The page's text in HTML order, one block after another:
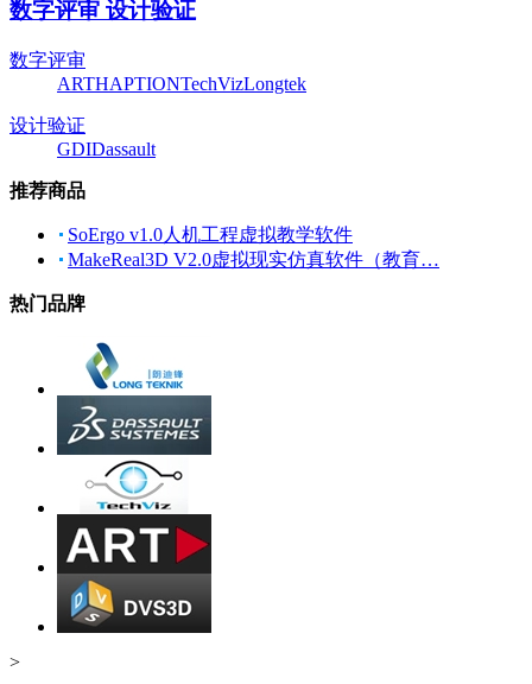
数字评审 设计验证
数字评审
ARTHAPTIONTechVizLongtek
设计验证
GDIDassault
推荐商品
SoErgo v1.0人机工程虚拟教学软件
MakeReal3D V2.0虚拟现实仿真软件（教育…
热门品牌
>